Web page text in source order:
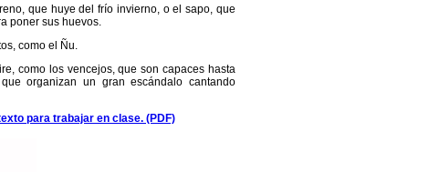
que huye del frío invierno, o el sapo, que
poner sus huevos.
como el Ñu.
como los vencejos, que son capaces hasta
organizan un gran escándalo cantando
para trabajar en clase. (PDF)